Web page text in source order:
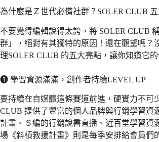
為什麼是Ｚ世代必備社群？SOLER CLUB 五
不要覺得編輯說得太誇，將 SOLER CLUB
群」，絕對有其獨特的原因！還在觀望嗎？
理SOLER CLUB 的五大亮點，讓你知道它的
❶ 學習資源滿滿，創作者持續LEVEL UP
要持續在自媒體這條賽道前進，硬實力不可
CLUB 提供了豐富的個人品牌與行銷學習資
計畫、Ｓ編的行銷說書直播、近百堂學習資
場《斜槓救援計畫》則是每季安排給會員們